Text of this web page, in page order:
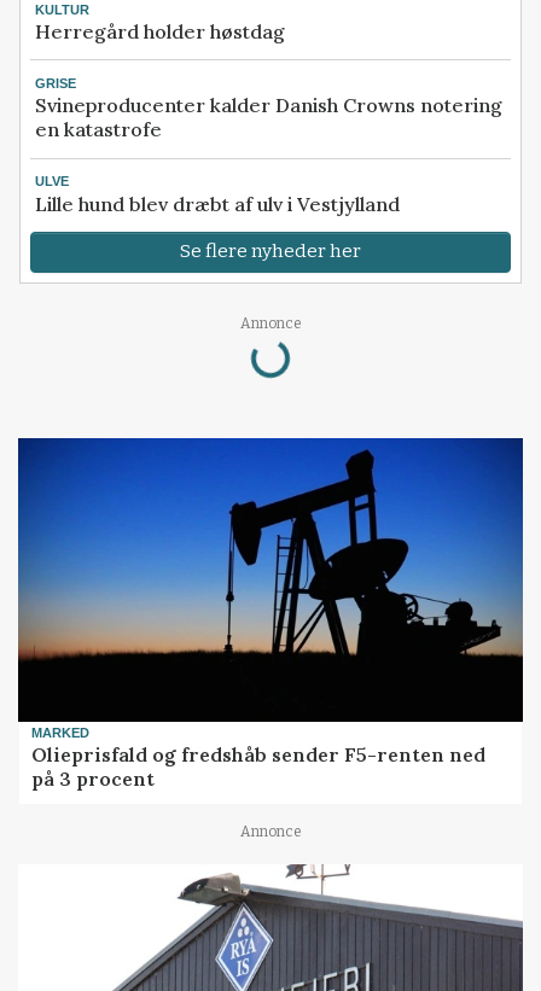
KULTUR
Herregård holder høstdag
GRISE
Svineproducenter kalder Danish Crowns notering
en katastrofe
ULVE
Lille hund blev dræbt af ulv i Vestjylland
Se flere nyheder her
Annonce
Loading...
MARKED
Olieprisfald og fredshåb sender F5-renten ned
på 3 procent
Annonce